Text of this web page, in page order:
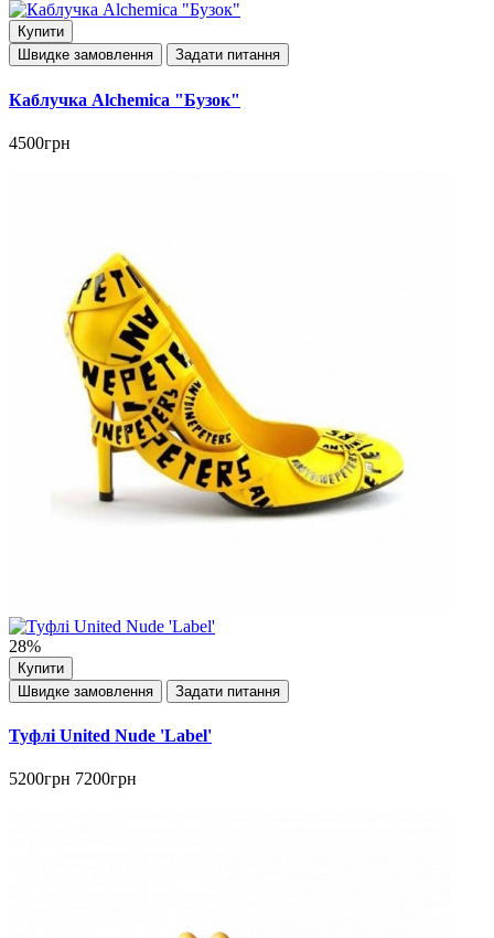
Купити
Швидке замовлення
Задати питання
Каблучка Alchemica "Бузок"
4500грн
28%
Купити
Швидке замовлення
Задати питання
Туфлі United Nude 'Label'
5200грн 7200грн